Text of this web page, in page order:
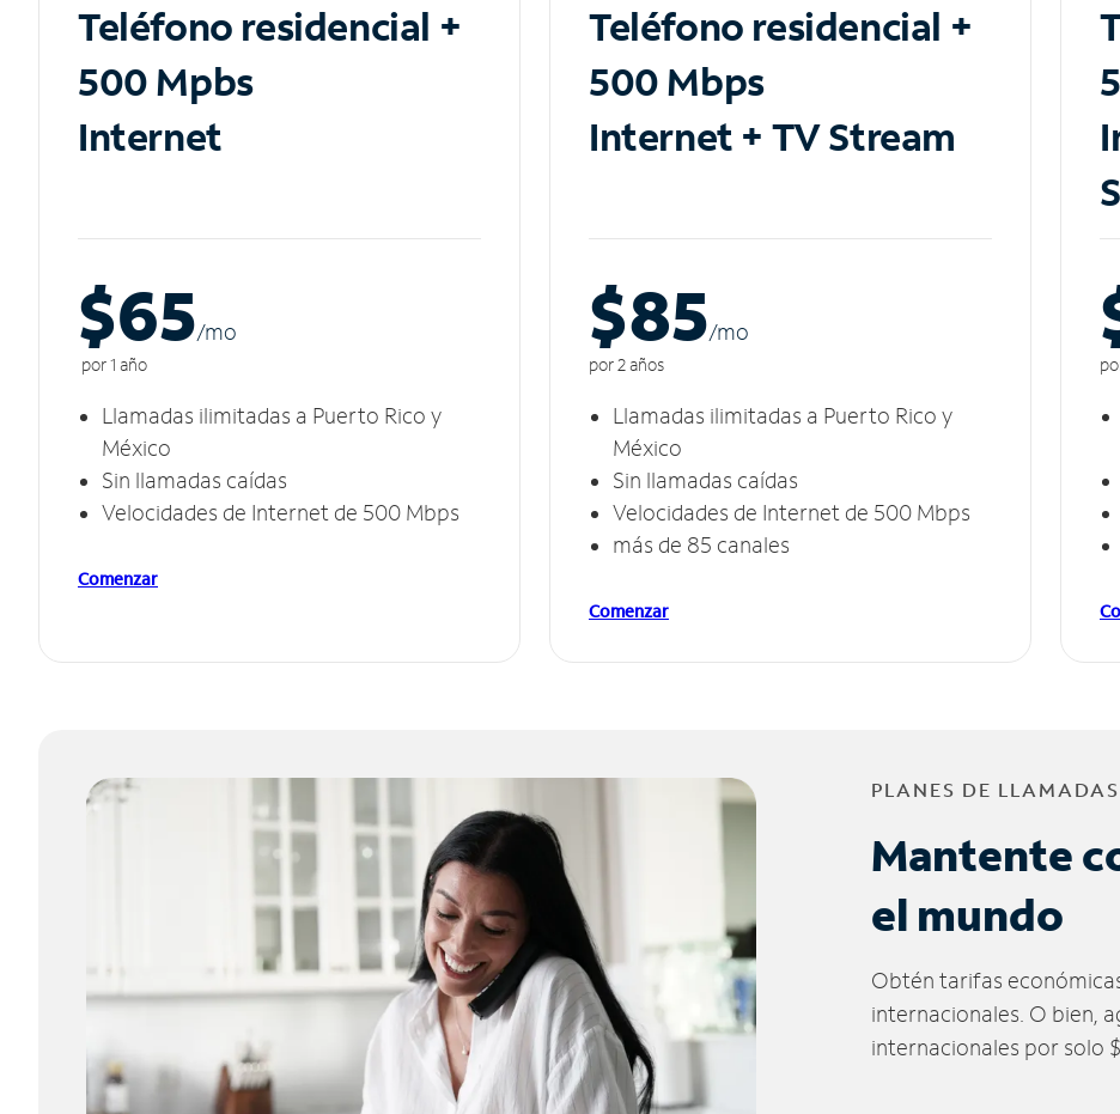
Teléfono residencial +
500 Mpbs
Internet
$65/mo
por 1 año
Llamadas ilimitadas a Puerto Rico y
México
Sin llamadas caídas
Velocidades de Internet de 500 Mbps
Comenzar
Teléfono residencial +
500 Mbps
Internet + TV Stream
$85/mo
por 2 años
Llamadas ilimitadas a Puerto Rico y
México
Sin llamadas caídas
Velocidades de Internet de 500 Mbps
más de 85 canales
Comenzar
PLANES DE
Mantente
el mundo
Obtén tarifas
internacionales. O bien,
internacionales por solo